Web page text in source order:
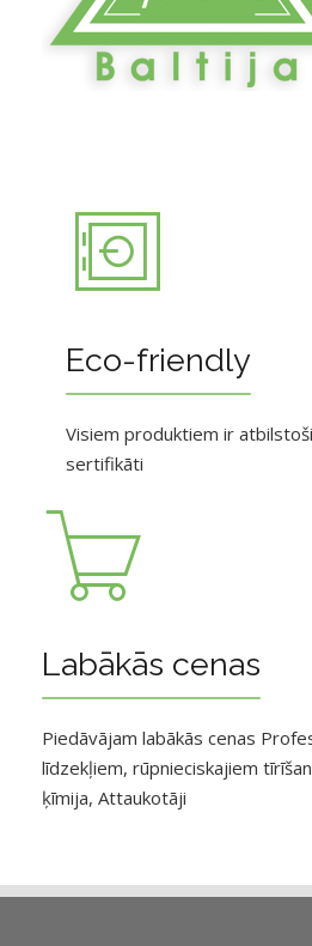
Eco-friendly
Visiem produktiem ir
sertifikāti
Labākās cenas
Piedāvājam labākās cenas
līdzekļiem, rūpnieciskajiem
ķīmija, Attaukotāji